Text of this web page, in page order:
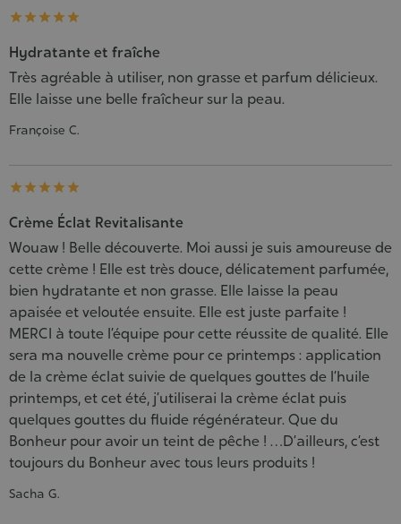
    
Hydratante et fraîche
Très agréable à utiliser, non grasse et parfum délicieux.
Elle laisse une belle fraîcheur sur la peau.
Françoise C.
    
Crème Éclat Revitalisante
Wouaw ! Belle découverte. Moi aussi je suis amoureuse de
cette crème ! Elle est très douce, délicatement parfumée,
bien hydratante et non grasse. Elle laisse la peau
apaisée et veloutée ensuite. Elle est juste parfaite !
MERCI à toute l’équipe pour cette réussite de qualité. Elle
sera ma nouvelle crème pour ce printemps : application
de la crème éclat suivie de quelques gouttes de l’huile
printemps, et cet été, j’utiliserai la crème éclat puis
quelques gouttes du fluide régénérateur. Que du
Bonheur pour avoir un teint de pêche ! …D’ailleurs, c’est
toujours du Bonheur avec tous leurs produits !
Sacha G.